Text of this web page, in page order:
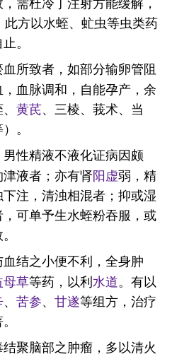
方以水蛭、虻虫等虫类药
。
血所致者，如部分输卵管阻
血脉调和，自能孕产，余
黄芪、三棱、莪术、当
。
男性精液不液化证病因颇
液者；亦有肾阳虚弱，精
注，清浊相混者；抑或湿
可单予生水蛭粉吞服，或
血结之小便不利，全身肿
母草等药，以利水道。有以
、 苦参、 甘遂等组方，治疗
结聚脑部之肿瘤，多以清火